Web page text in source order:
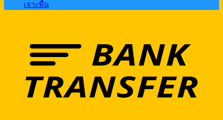
เจาะพื้น